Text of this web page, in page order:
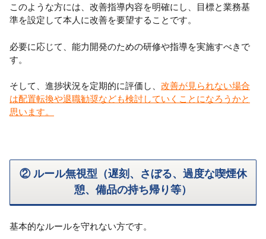
このような方には、改善指導内容を明確にし、目標と業務基
準を設定して本人に改善を要望することです。
必要に応じて、能力開発のための研修や指導を実施すべきで
す。
そして、進捗状況を定期的に評価し、 改善が見られない場合
は配置転換や退職勧奨なども検討していくことになろうかと
思います。
② ルール無視型（遅刻、さぼる、過度な喫煙休
憩、備品の持ち帰り等）
基本的なルールを守れない方です。